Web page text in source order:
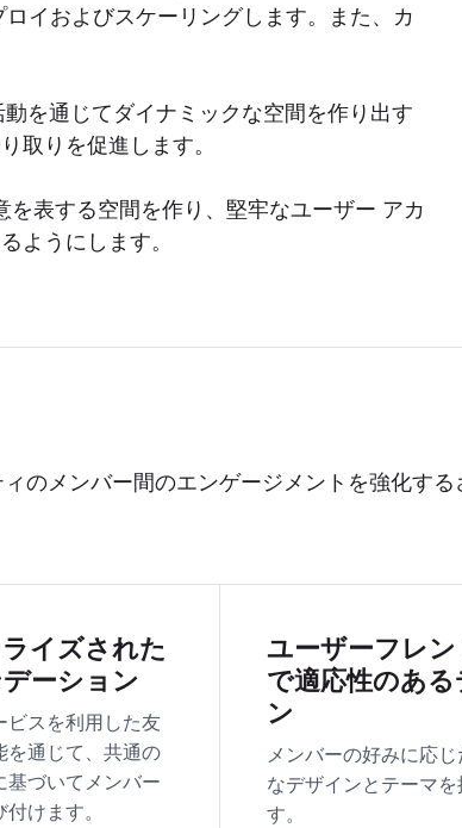
イおよびスケーリングします。また、カ
を通じてダイナミックな空間を作り出す
取りを促進します。
表する空間を作り、堅牢なユーザー アカ
ようにします。
のメンバー間のエンゲージメントを強化する
イズされた
ーション
ビスを利用した友
を通じて、共通の
基づいてメンバー
けます。
ユーザーフレ
で適応性のある
ン
メンバーの好みに応
なデザインとテーマを
す。